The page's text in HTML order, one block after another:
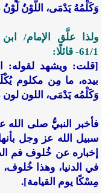
وَكَلْمُهُ يَدْمَى، اللَّوْنُ
ولذا علَّق الإمام/
1/‏61- قائلًا:
[قلت: ويشهد لقوله:
بيده، ما مِن مكلوم
وَكَلْمُه يَدْمَى، اللون
فأخبر النبيُّ صلى
سبيل الله عز وجل
إخباره عن خُلوف فم
في الدنيا، وهذا خُلوف،
مِسْكًا يوم القيامة].